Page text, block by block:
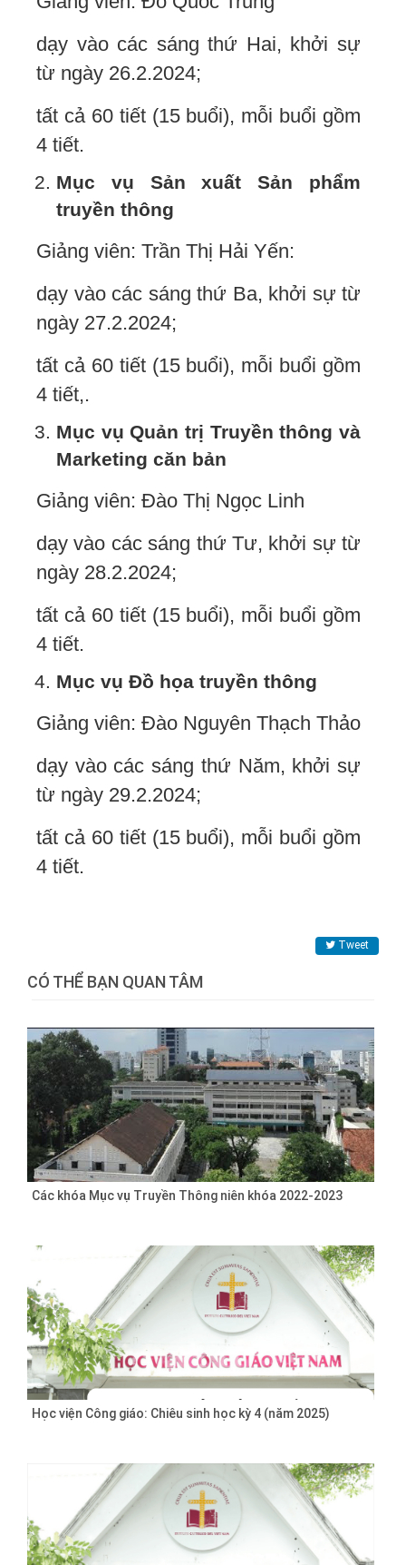
dạy vào các sáng thứ Hai, khởi sự
từ ngày 26.2.2024;
tất cả 60 tiết (15 buổi), mỗi buổi gồm
4 tiết.
Mục vụ Sản xuấtSản phẩm
truyền thông
Giảng viên: Trần Thị Hải Yến:
dạy vào các sáng thứ Ba, khởi sự từ
ngày 27.2.2024;
tất cả 60 tiết (15 buổi), mỗi buổi gồm
4 tiết,.
Mục vụ Quản trị Truyền thông và
Marketing căn bản
Giảng viên: Đào Thị Ngọc Linh
dạy vào các sáng thứ Tư, khởi sự từ
ngày 28.2.2024;
tất cả 60 tiết (15 buổi), mỗi buổi gồm
4 tiết.
Mục vụ Đồ họa truyền thông
Giảng viên: Đào Nguyên Thạch Thảo
dạy vào các sáng thứ Năm, khởi sự
từ ngày 29.2.2024;
tất cả 60 tiết (15 buổi), mỗi buổi gồm
4 tiết.
Tweet
CÓ THỂ BẠN QUAN TÂM
Các khóa Mục vụ Truyền Thông niên khóa 2022-2023
Học viện Công giáo: Chiêu sinh học kỳ 4 (năm 2025)